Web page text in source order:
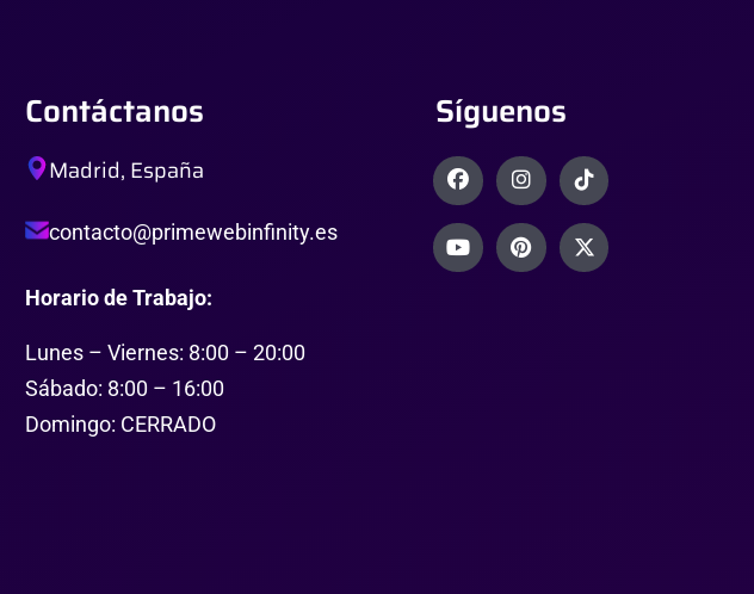
Contáctanos
Madrid, España
contacto@primewebinfinity.es
Horario de Trabajo:
Lunes – Viernes: 8:00 – 20:00
Sábado: 8:00 – 16:00
Domingo: CERRADO
Síguenos